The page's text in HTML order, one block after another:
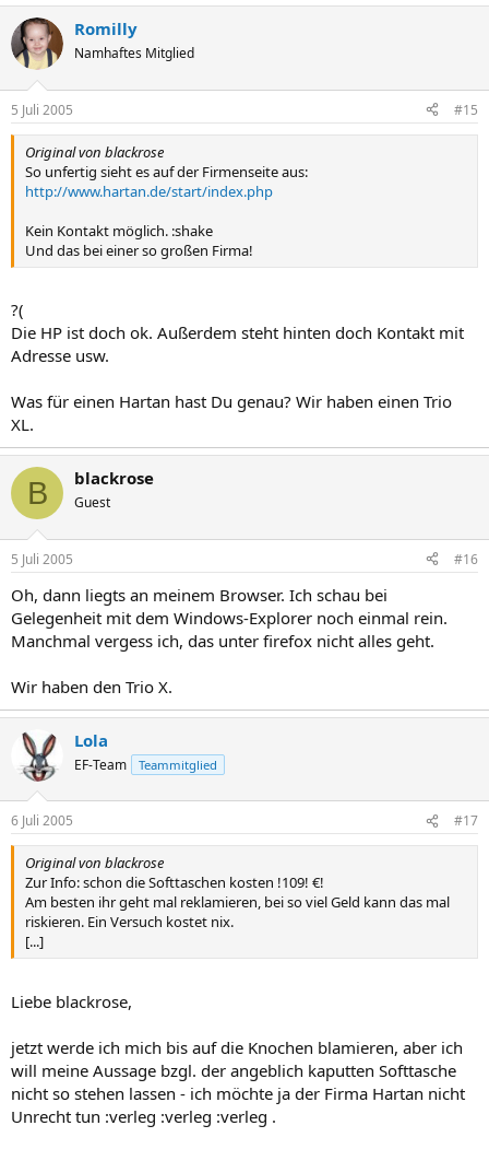
Romilly
Namhaftes Mitglied
5 Juli 2005 #15
Original von blackrose
So unfertig sieht es auf der Firmenseite aus:
http://www.hartan.de/start/index.php
Kein Kontakt möglich. :shake
Und das bei einer so großen Firma!
?(
Die HP ist doch ok. Außerdem steht hinten doch Kontakt mit
Adresse usw.
Was für einen Hartan hast Du genau? Wir haben einen Trio
XL.
B blackrose
Guest
5 Juli 2005 #16
Oh, dann liegts an meinem Browser. Ich schau bei
Gelegenheit mit dem Windows-Explorer noch einmal rein.
Manchmal vergess ich, das unter firefox nicht alles geht.
Wir haben den Trio X.
Lola
EF-Team Teammitglied
6 Juli 2005 #17
Original von blackrose
Zur Info: schon die Softtaschen kosten !109! €!
Am besten ihr geht mal reklamieren, bei so viel Geld kann das mal
riskieren. Ein Versuch kostet nix.
[...]
Liebe blackrose,
jetzt werde ich mich bis auf die Knochen blamieren, aber ich
will meine Aussage bzgl. der angeblich kaputten Softtasche
nicht so stehen lassen - ich möchte ja der Firma Hartan nicht
Unrecht tun :verleg :verleg :verleg .